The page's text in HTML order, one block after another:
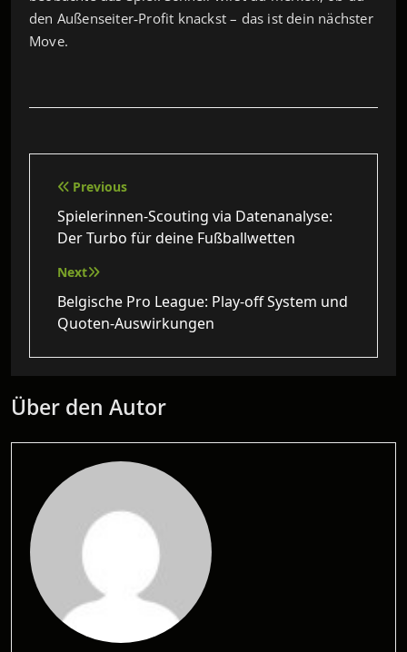
den Außenseiter‑Profit knackst – das ist dein nächster
Move.
Beitragsnavigation
Previous
Spielerinnen-Scouting via Datenanalyse:
Der Turbo für deine Fußballwetten
Next
Belgische Pro League: Play-off System und
Quoten‑Auswirkungen
Über den Autor